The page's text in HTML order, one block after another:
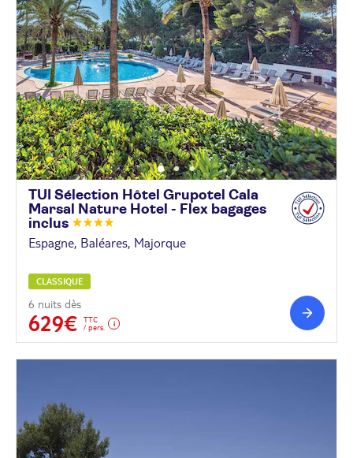
TUI Sélection Hôtel Grupotel Cala
Marsal Nature Hotel - Flex bagages
inclus
Espagne, Baléares, Majorque
CLASSIQUE
6 nuits dès
629€
TTC
/ pers.